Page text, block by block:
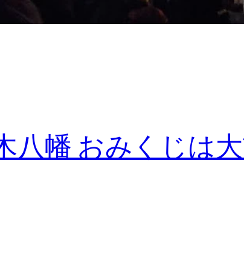
八幡 おみくじは